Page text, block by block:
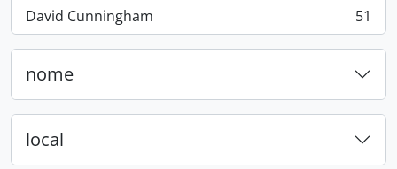
David Cunningham
, 51 resultados 51
nome
local